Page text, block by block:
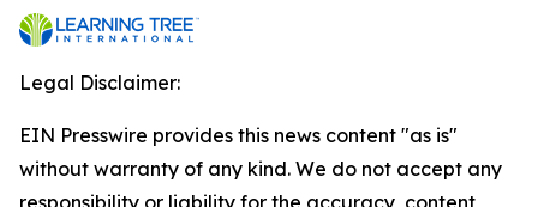
Legal Disclaimer:
EIN Presswire provides this news content "as is"
without warranty of any kind. We do not accept any
responsibility or liability for the accuracy, content,